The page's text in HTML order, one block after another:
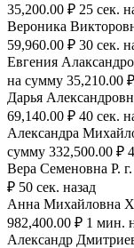
35,200.00 ₽ 25 сек.
Вероника
59,960.00 ₽ 30 сек.
Евгения
на сумму 35,210.00
Дарья
69,140.00 ₽ 40 сек.
Александра
сумму 332,500.00 ₽
Вера Семеновна Р.
₽ 50 сек. назад
Анна Михайловна
982,400.00 ₽ 1 мин.
Александр